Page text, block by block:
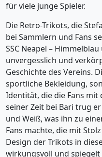
für viele junge Spieler.
Die Retro-Trikots, die
bei Sammlern und Fans
SSC Neapel –
unvergesslich und
Geschichte des Vereins.
sportliche Bekleidung,
Identität, die die Fans mit
seiner Zeit bei Bari trug
und Weiß, was ihn zu
Fans machte, die mit
Design der Trikots in
wirkungsvoll und